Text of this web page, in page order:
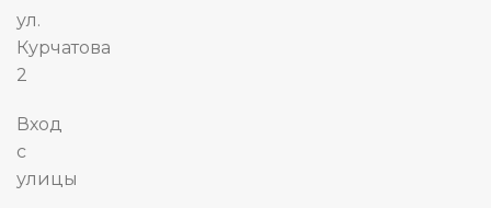
ул.
Курчатова
2
Вход
с
улицы